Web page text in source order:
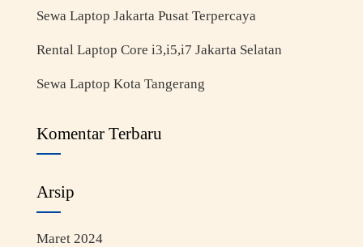
Sewa Laptop Jakarta Pusat Terpercaya
Rental Laptop Core i3,i5,i7 Jakarta Selatan
Sewa Laptop Kota Tangerang
Komentar Terbaru
Arsip
Maret 2024